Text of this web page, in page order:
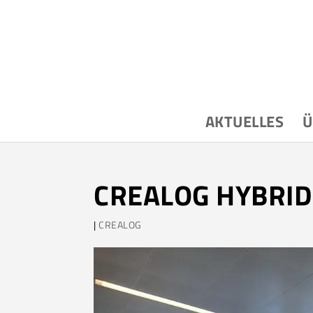
AKTUELLES
CREALOG HYBRID
|CREALOG